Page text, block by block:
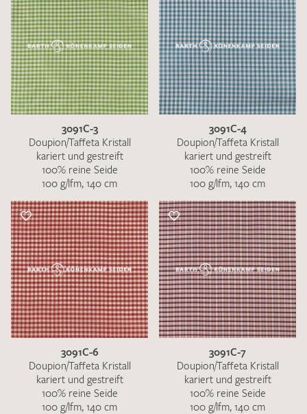
3091C-3
Doupion/Taffeta Kristall
kariert und gestreift
100% reine Seide
100 g/lfm, 140 cm
3091C-4
Doupion/Taffeta Kristall
kariert und gestreift
100% reine Seide
100 g/lfm, 140 cm
3091C-6
Doupion/Taffeta Kristall
kariert und gestreift
100% reine Seide
100 g/lfm, 140 cm
3091C-7
Doupion/Taffeta Kristall
kariert und gestreift
100% reine Seide
100 g/lfm, 140 cm